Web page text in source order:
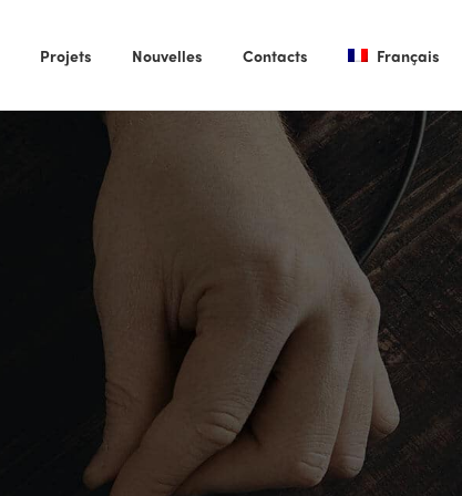
Projets Nouvelles Contacts Français